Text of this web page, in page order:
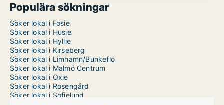
Populära sökningar
Söker lokal i Fosie
Söker lokal i Husie
Söker lokal i Hyllie
Söker lokal i Kirseberg
Söker lokal i Limhamn/Bunkeflo
Söker lokal i Malmö Centrum
Söker lokal i Oxie
Söker lokal i Rosengård
Söker lokal i Sofielund